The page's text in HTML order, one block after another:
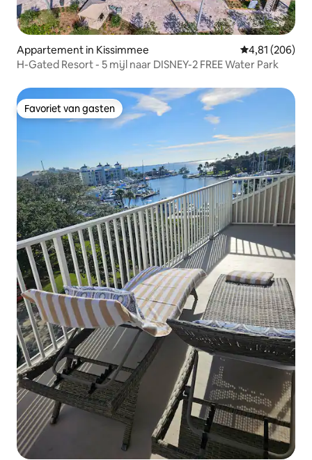
Appartement in Kissimmee Gemiddelde
4,81 (206)
H-Gated Resort - 5 mijl naar DISNEY-2 FREE Water Park
Favoriet van gasten
Favoriet van gasten